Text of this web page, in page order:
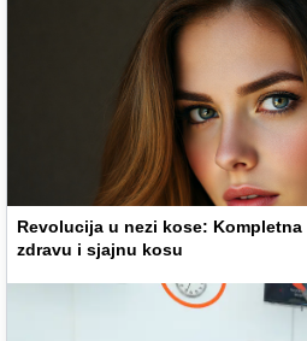
Revolucija u nezi kose:
zdravu i sjajnu kosu